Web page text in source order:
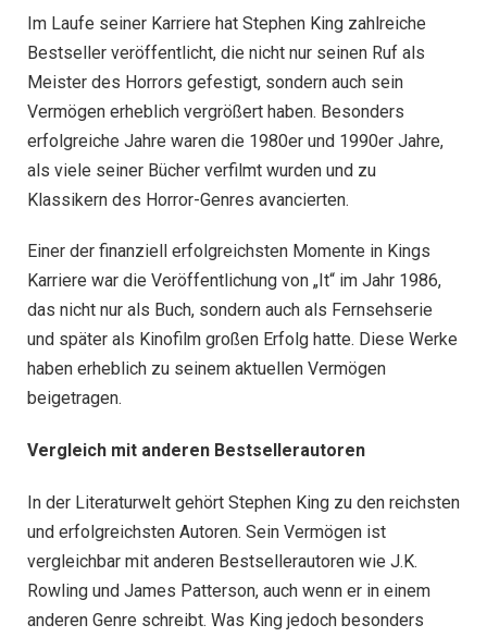
Im Laufe seiner Karriere hat Stephen King zahlreiche
Bestseller veröffentlicht, die nicht nur seinen Ruf als
Meister des Horrors gefestigt, sondern auch sein
Vermögen erheblich vergrößert haben. Besonders
erfolgreiche Jahre waren die 1980er und 1990er Jahre,
als viele seiner Bücher verfilmt wurden und zu
Klassikern des Horror-Genres avancierten.
Einer der finanziell erfolgreichsten Momente in Kings
Karriere war die Veröffentlichung von „It“ im Jahr 1986,
das nicht nur als Buch, sondern auch als Fernsehserie
und später als Kinofilm großen Erfolg hatte. Diese Werke
haben erheblich zu seinem aktuellen Vermögen
beigetragen.
Vergleich mit anderen Bestsellerautoren
In der Literaturwelt gehört Stephen King zu den reichsten
und erfolgreichsten Autoren. Sein Vermögen ist
vergleichbar mit anderen Bestsellerautoren wie J.K.
Rowling und James Patterson, auch wenn er in einem
anderen Genre schreibt. Was King jedoch besonders